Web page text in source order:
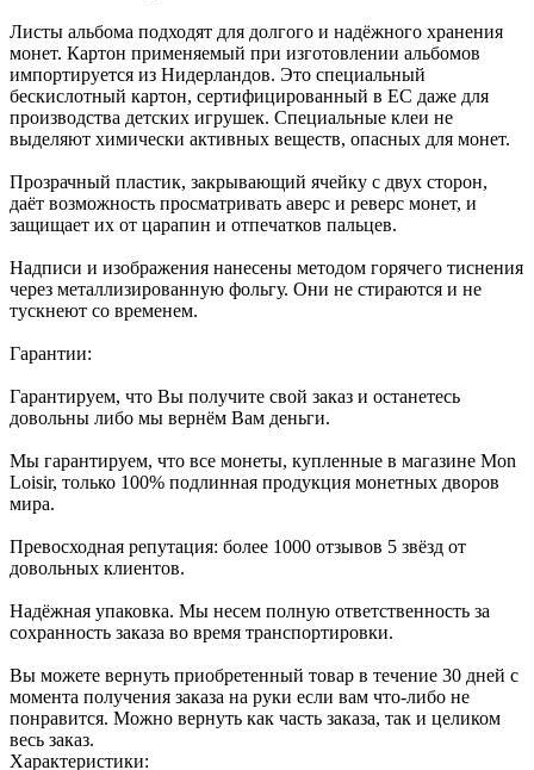
Листы альбома подходят для долгого и надёжного хранения
монет. Картон применяемый при изготовлении альбомов
импортируется из Нидерландов. Это специальный
бескислотный картон, сертифицированный в ЕС даже для
производства детских игрушек. Специальные клеи не
выделяют химически активных веществ, опасных для монет.
Прозрачный пластик, закрывающий ячейку с двух сторон,
даёт возможность просматривать аверс и реверс монет, и
защищает их от царапин и отпечатков пальцев.
Надписи и изображения нанесены методом горячего тиснения
через металлизированную фольгу. Они не стираются и не
тускнеют со временем.
Гарантии:
Гарантируем, что Вы получите свой заказ и останетесь
довольны либо мы вернём Вам деньги.
Мы гарантируем, что все монеты, купленные в магазине Mon
Loisir, только 100% подлинная продукция монетных дворов
мира.
Превосходная репутация: более 1000 отзывов 5 звёзд от
довольных клиентов.
Надёжная упаковка. Мы несем полную ответственность за
сохранность заказа во время транспортировки.
Вы можете вернуть приобретенный товар в течение 30 дней с
момента получения заказа на руки если вам что-либо не
понравится. Можно вернуть как часть заказа, так и целиком
весь заказ.
Характеристики: